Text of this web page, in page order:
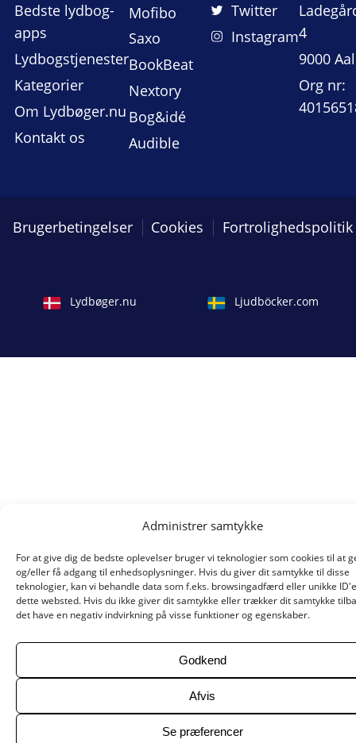
Administrer samtykke
For at give dig de bedste oplevelser bruger vi teknologier som cookies til at
og/eller få adgang til enhedsoplysninger. Hvis du giver dit samtykke til disse
teknologier, kan vi behandle data som f.eks. browsingadfærd eller unikke
dette websted. Hvis du ikke giver dit samtykke eller trækker dit samtykke
det have en negativ indvirkning på visse funktioner og egenskaber.
Godkend
Afvis
Se præferencer
Bedste lydbog-
apps
Lydbogstjenester
Kategorier
Om Lydbøger.nu
Kontakt os
Mofibo
Saxo
BookBeat
Nextory
Bog&idé
Audible
Twitter
Instagram4
9000
Org nr:
Brugerbetingelser Cookies Fortrolighedspolitik
Lydbøger.nu Ljudböcker.com